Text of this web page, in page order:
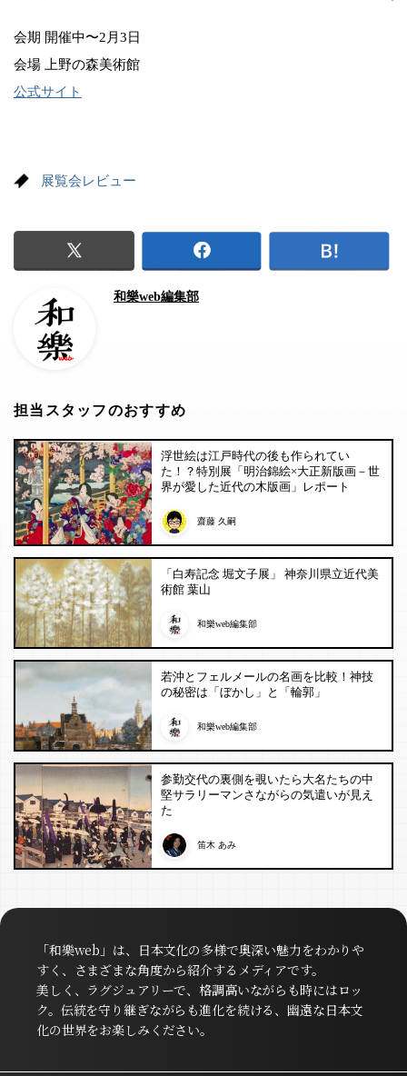
会期 開催中〜2月3日
会場 上野の森美術館
公式サイト
展覧会レビュー
和樂web編集部
担当スタッフのおすすめ
浮世絵は江戸時代の後も作られてい
た！？特別展「明治錦絵×大正新版画－世
界が愛した近代の木版画」レポート
齋藤 久嗣
「白寿記念 堀文子展」 神奈川県立近代美
術館 葉山
和樂web編集部
若沖とフェルメールの名画を比較！神技
の秘密は「ぼかし」と「輪郭」
和樂web編集部
参勤交代の裏側を覗いたら大名たちの中
堅サラリーマンさながらの気遣いが見え
た
笛木 あみ
「和樂web」は、日本文化の多様で奥深い魅力をわかりや
すく、さまざまな角度から紹介するメディアです。
美しく、ラグジュアリーで、格調高いながらも時にはロッ
ク。伝統を守り継ぎながらも進化を続ける、幽遠な日本文
化の世界をお楽しみください。